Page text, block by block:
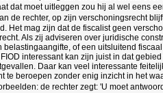
dat moet uitleggen zou hij al wel eens
de rechter, op zijn verschoningsrecht
Het mag zijn dat de fiscalist geen
Als zij adviseren over juridische
belastingaangifte, of een uitsluitend
interessant kan zijn juist in dat
Daar kan veel interessante
te beroepen zonder enig inzicht in het
de rechter zegt: 'U moet